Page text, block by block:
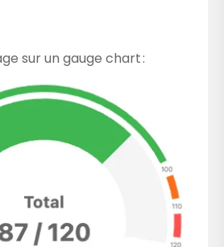
sur un gauge chart :